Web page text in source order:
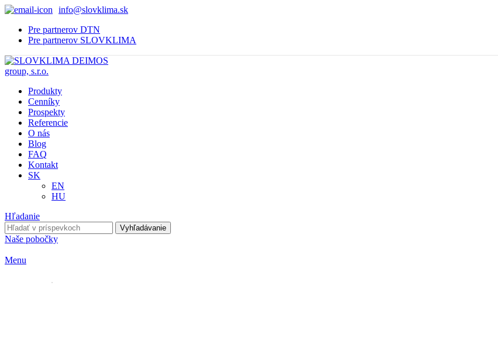
info@slovklima.sk
Pre partnerov DTN
Pre partnerov SLOVKLIMA
Produkty
Cenníky
Prospekty
Referencie
O nás
Blog
FAQ
Kontakt
SK
EN
HU
Hľadanie
Vyhľadávanie
Naše pobočky
Menu